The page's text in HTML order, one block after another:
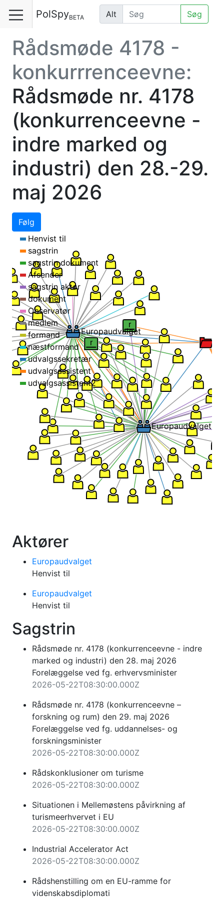
PolSpyBETA Alt Søg
Rådsmøde 4178 -
konkurrrenceevne:
Rådsmøde nr. 4178
(konkurrenceevne -
indre marked og
industri) den 28.-29.
maj 2026
Følg
Europaudvalget
Henvist til
sagstrin
sagstrin dokument
Afsender
sagstrin aktør
dokument
Observatør
medlem
formand
næstformand
udvalgssekretær
udvalgsassistent
udvalgsassistent2
Aktører
Europaudvalget
Henvist til
Europaudvalget
Henvist til
Sagstrin
Rådsmøde nr. 4178 (konkurrenceevne - indre
marked og industri) den 28. maj 2026
Forelæggelse ved fg. erhvervsminister
2026-05-22T08:30:00.000Z
Rådsmøde nr. 4178 (konkurrenceevne –
forskning og rum) den 29. maj 2026
Forelæggelse ved fg. uddannelses- og
forskningsminister
2026-05-22T08:30:00.000Z
Rådskonklusioner om turisme
2026-05-22T08:30:00.000Z
Situationen i Mellemøstens påvirkning af
turismeerhvervet i EU
2026-05-22T08:30:00.000Z
Industrial Accelerator Act
2026-05-22T08:30:00.000Z
Rådshenstilling om en EU-ramme for
videnskabsdiplomati